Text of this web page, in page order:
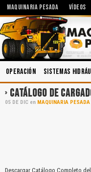
MAQUINARIA PESADA VÍDEOS
Operación Sistemas
CATÁLOGO DE
05 DE DIC en MAQUINARIA PESADA
Descargar Catálogo Completo